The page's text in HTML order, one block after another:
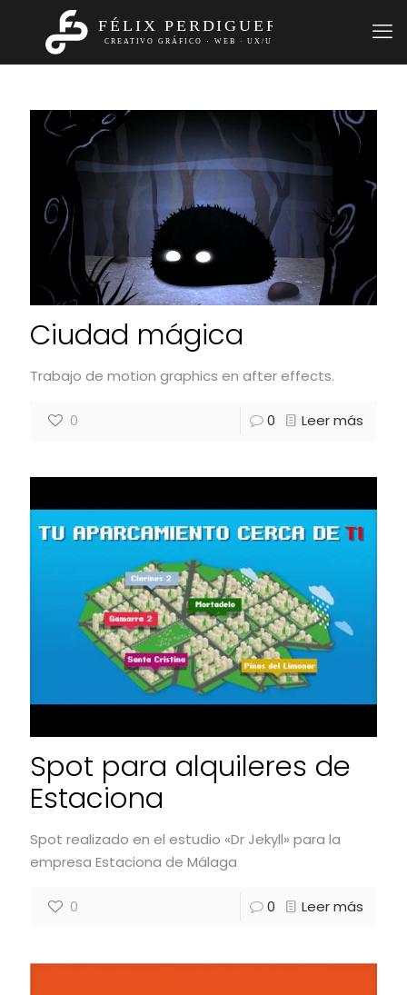
Ciudad mágica
Trabajo de motion graphics en after effects.
0 0 Leer más
Spot para alquileres de
Estaciona
Spot realizado en el estudio «Dr Jekyll» para la
empresa Estaciona de Málaga
0 0 Leer más